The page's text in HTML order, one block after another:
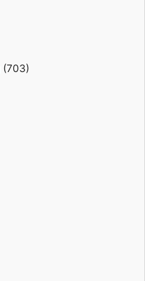
(703)